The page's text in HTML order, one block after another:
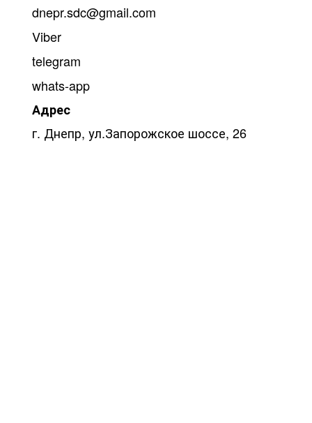
dnepr.sdc@gmail.com
Viber
telegram
whats-app
Адрес
г. Днепр, ул.Запорожское шоссе, 26